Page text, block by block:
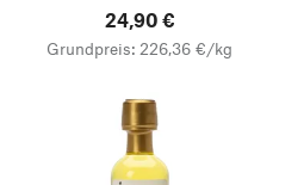
24,90 €
Grundpreis: 226,36 €/kg